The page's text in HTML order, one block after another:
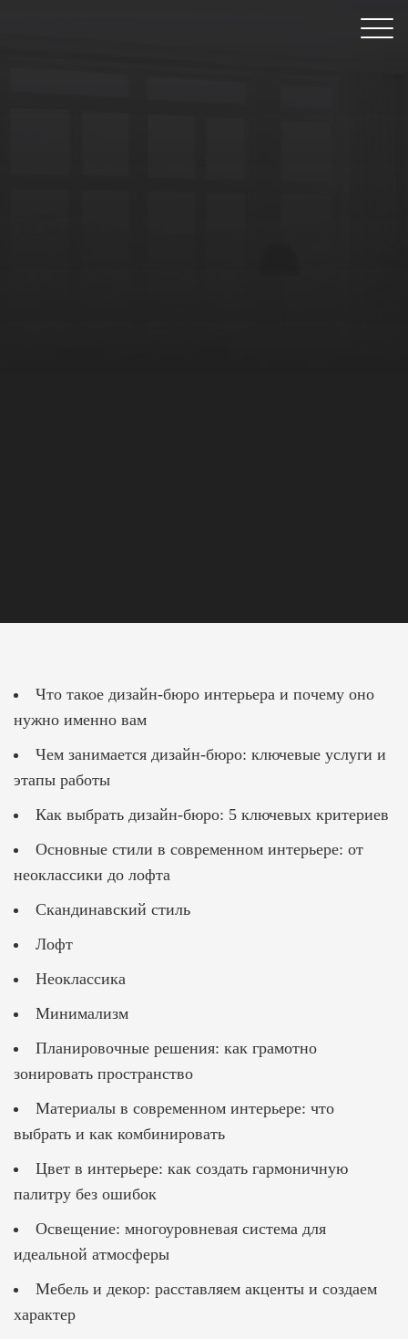
Что такое дизайн-бюро интерьера и почему оно
нужно именно вам
Чем занимается дизайн-бюро: ключевые услуги и
этапы работы
Как выбрать дизайн-бюро: 5 ключевых критериев
Основные стили в современном интерьере: от
неоклассики до лофта
Скандинавский стиль
Лофт
Неоклассика
Минимализм
Планировочные решения: как грамотно
зонировать пространство
Материалы в современном интерьере: что
выбрать и как комбинировать
Цвет в интерьере: как создать гармоничную
палитру без ошибок
Освещение: многоуровневая система для
идеальной атмосферы
Мебель и декор: расставляем акценты и создаем
характер